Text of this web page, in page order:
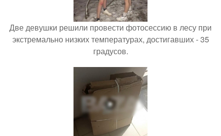
Две девушки решили провести фотосессию в лесу при
экстремально низких температурах, достигавших - 35
градусов.